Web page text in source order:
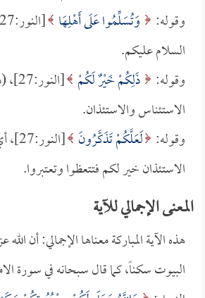
وقوله:
وَتُسَلِّمُوا عَلَى أَهْلِهَا
السلام عليكم.
وقوله: ذَلِكُمْ خَيْرٌ لَكُمْ
الاستئناس والاستئذان.
وقوله: لَعَلَّكُمْ تَذَكَّرُونَ
الاستئذان خير لكم فتتعظوا وتعتبروا.
المعنى الإجمالي للآية
هذه الآية المباركة معناها الإجمالي: أن
البيوت سكناً، كما قال سبحانه في سورة